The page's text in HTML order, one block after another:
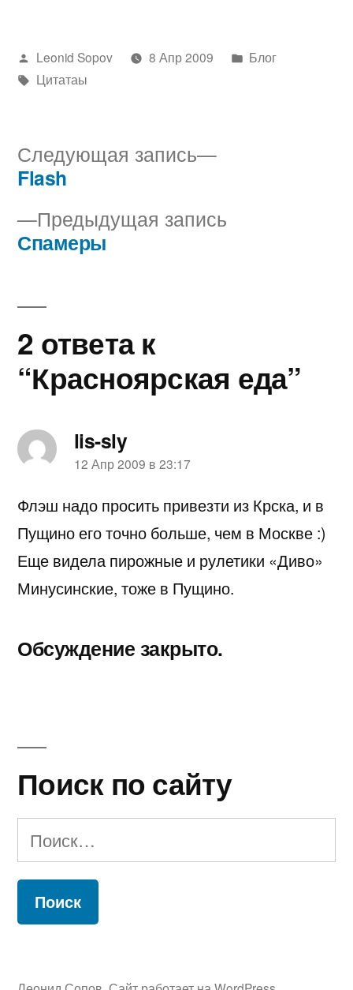
Написано
автором
Leonid Sopov 8 Апр 2009
Написано
Блог
Метки:
Цитатаы
Навигация
по
записям
Предыдущая запись
Спамеры
Следующая запись
Следующая
Flash
2 ответа к
“Красноярская еда”
lis-sly
пишет:
12 Апр 2009 в 23:17
Флэш надо просить привезти из Крска, и в
Пущино его точно больше, чем в Москве :)
Еще видела пирожные и рулетики «Диво»
Минусинские, тоже в Пущино.
Обсуждение закрыто.
Поиск по сайту
Найти: